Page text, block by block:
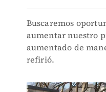
Buscaremos
aumentar nuestro
aumentado de
refirió.